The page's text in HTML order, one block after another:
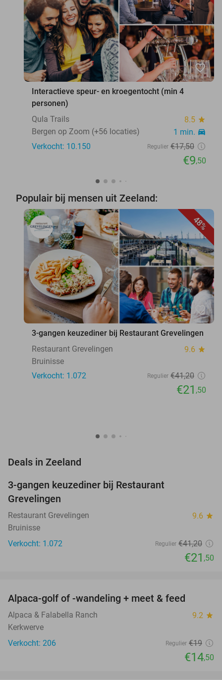
favorite_border
Interactieve speur- en kroegentocht (min 4
personen)
Qula Trails
8.5 star
Bergen op Zoom (+56 locaties) 1 min. directions_car
Verkocht: 10.150 Regulier €17,50
€9,50
Populair bij mensen uit Zeeland:
48%
favorite_border
3-gangen keuzediner bij Restaurant Grevelingen
Restaurant Grevelingen
9.6 star
Bruinisse
Verkocht: 1.072
Regulier €41,20
€21 ,50
Deals in Zeeland
3-gangen keuzediner bij Restaurant
Grevelingen
Restaurant Grevelingen 9.6 star
Bruinisse
Verkocht: 1.072
Regulier €41,20
€21 ,50
Alpaca-golf of -wandeling + meet & feed
Alpaca & Falabella Ranch 9.2 star
Kerkwerve
Verkocht: 206
Regulier €19
€14,50